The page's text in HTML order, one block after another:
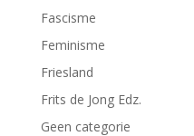
Fascisme
Feminisme
Friesland
Frits de Jong Edz.
Geen categorie